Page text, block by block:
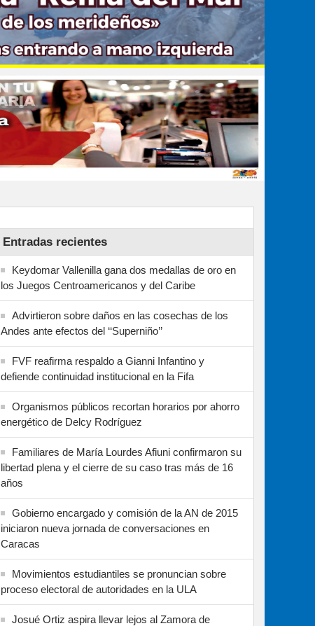
Entradas recientes
Keydomar Vallenilla gana dos medallas de oro en
los Juegos Centroamericanos y del Caribe
Advirtieron sobre daños en las cosechas de los
Andes ante efectos del ‘‘Superniño’’
FVF reafirma respaldo a Gianni Infantino y
defiende continuidad institucional en la Fifa
Organismos públicos recortan horarios por ahorro
energético de Delcy Rodríguez
Familiares de María Lourdes Afiuni confirmaron su
libertad plena y el cierre de su caso tras más de 16
años
Gobierno encargado y comisión de la AN de 2015
iniciaron nueva jornada de conversaciones en
Caracas
Movimientos estudiantiles se pronuncian sobre
proceso electoral de autoridades en la ULA
Josué Ortiz aspira llevar lejos al Zamora de